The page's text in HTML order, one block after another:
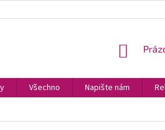
OSOBNÍ
Všechno Napište nám